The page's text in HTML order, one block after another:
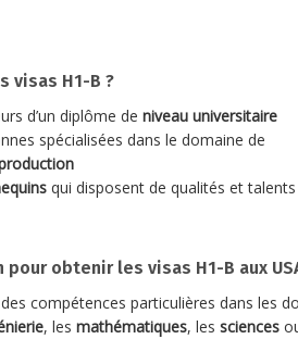
visas H1-B ?
d’un diplôme de niveau universitaire
spécialisées dans le domaine de
qui disposent de qualités et talents
obtenir les visas H1-B aux
compétences particulières dans les
, les mathématiques, les sciences